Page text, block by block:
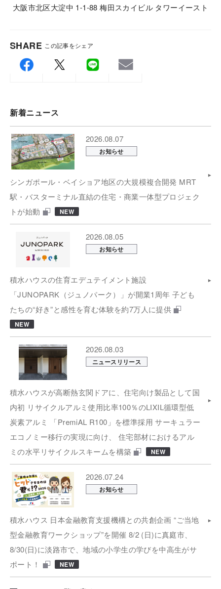
⼤阪市北区⼤淀中 1-1-88 梅⽥スカイビル タワーイースト
SHARE この記事をシェア
新着ニュース
2026.08.07
お知らせ
シンガポール・ベイショア地区の大規模複合開発 MRT
駅・バスターミナル直結の住宅・商業一体型プロジェク
トが始動
NEW
2026.08.05
お知らせ
積水ハウスの住育エデュテイメント施設
「JUNOPARK（ジュノパーク）」が開業1周年 子ども
たちの“好き”と感性を育む体験を約7万人に提供
NEW
2026.08.03
ニュースリリース
積水ハウスが高断熱玄関ドアに、住宅向け製品として国
内初 リサイクルアルミ使用比率100％のLIXIL循環型低
炭素アルミ 「PremiAL R100」を標準採用 サーキュラー
エコノミー移行の実現に向け、 住宅部材におけるアル
ミの水平リサイクルスキームを構築
NEW
2026.07.24
お知らせ
積水ハウス 日本金融教育支援機構との共創企画 “ご当地
型金融教育ワークショップ”を開催 8/2 (日)に真庭市、
8/30(日)に淡路市で、地域の小学生の学びを中高生がサ
ポート！
NEW